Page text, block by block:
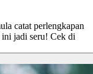
catat perlengkapan
jadi seru! Cek di